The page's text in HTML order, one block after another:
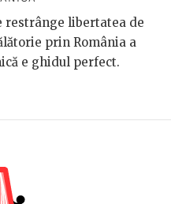
restrânge libertatea de
prin România a
e ghidul perfect.